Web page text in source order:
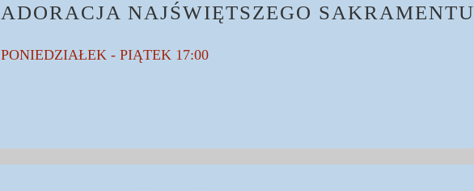
ADORACJA NAJŚWIĘTSZEGO SAKRAMENTU
PONIEDZIAŁEK - PIĄTEK 17:00